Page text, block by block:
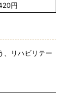
円
、リハビリテー